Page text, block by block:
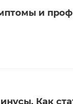
и
Как